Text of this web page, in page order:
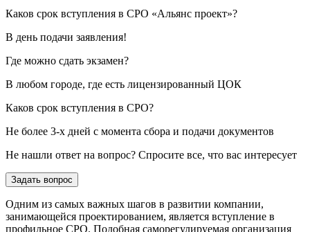
Каков срок вступления в СРО «Альянс проект»?
В день подачи заявления!
Где можно сдать экзамен?
В любом городе, где есть лицензированный ЦОК
Каков срок вступления в СРО?
Не более 3-х дней с момента сбора и подачи документов
Не нашли ответ на вопрос? Спросите все, что вас интересует
Задать вопрос
Одним из самых важных шагов в развитии компании,
занимающейся проектированием, является вступление в
профильное СРО. Подобная саморегулируемая организация